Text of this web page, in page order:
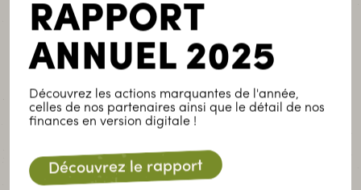
CVECA-ON
RAPPORT
ANNUEL 2025
Découvrez les actions marquantes de l'année,
celles de nos partenaires ainsi que le détail de nos
finances en version digitale !
Découvrez le rapport